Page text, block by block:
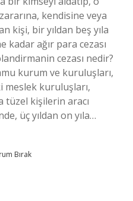
kendisine veya
kişi, bir yıldan beş yıla
kadar ağır para cezası
cezası nedir?
kurum ve kuruluşları,
kuruluşları,
tüzel kişilerin aracı
üç yıldan on yıla…
Bırak